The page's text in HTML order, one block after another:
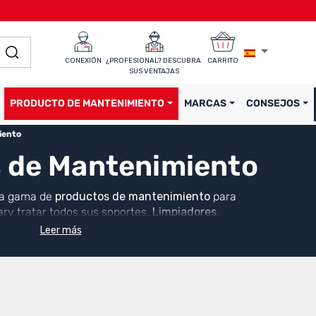
CONEXIÓN
¿PROFESIONAL? DESCUBRA
SUS VENTAJAS
CARRITO
PRODUCTO DE MANTENIMIENTO MARCAS CONSEJOS
Mantenimiento
gama de productos de mantenimiento para
tratar todos sus soportes. Limpiadores,
eficaces contra la suciedad, el moho y
Leer más